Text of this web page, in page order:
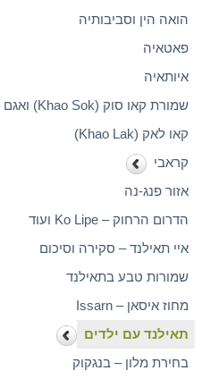
הואה הין וסביבותיה
פאטאיה
איותאיה
שמורת קאו סוק (Khao Sok) ואגם Cheow Lan
קאו לאק (Khao Lak)
קראבי
אזור פנג-נה
הדרום הרחוק – Ko Lipe ועוד
איי תאילנד – סקירה וסיכום
שמורות טבע בתאילנד
מחוז איסאן – Issarn
תאילנד עם ילדים
בחירת מלון – בנגקוק